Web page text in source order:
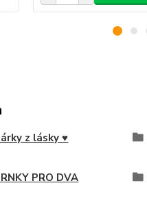
z lásky ♥
PRO DVA